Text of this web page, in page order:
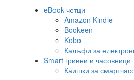
eBook четци
Amazon Kindle
Bookeen
Kobo
Калъфи за
Smart гривни и часовници
Каишки за